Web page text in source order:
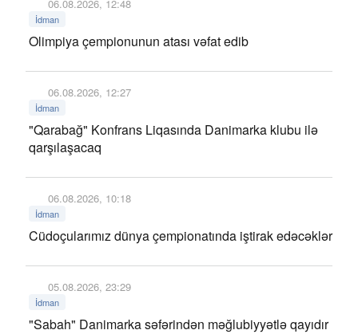
06.08.2026, 12:48
İdman
Olimpiya çempionunun atası vəfat edib
06.08.2026, 12:27
İdman
"Qarabağ" Konfrans Liqasında Danimarka klubu ilə
qarşılaşacaq
06.08.2026, 10:18
İdman
Cüdoçularımız dünya çempionatında iştirak edəcəklər
05.08.2026, 23:29
İdman
"Sabah" Danimarka səfərindən məğlubiyyətlə qayıdır